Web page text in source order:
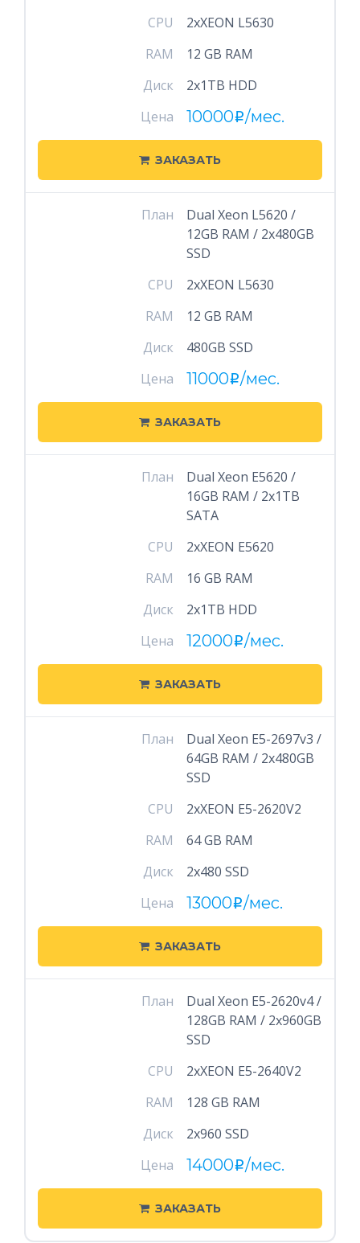
CPU
2xXEON L5630
RAM
12 GB RAM
Диск
2x1TB HDD
Цена
10000i/мес.
ЗАКАЗАТЬ
План
Dual Xeon L5620 /
12GB RAM / 2x480GB
SSD
CPU
2xXEON L5630
RAM
12 GB RAM
Диск
480GB SSD
Цена
11000i/мес.
ЗАКАЗАТЬ
План
Dual Xeon E5620 /
16GB RAM / 2x1TB
SATA
CPU
2xXEON E5620
RAM
16 GB RAM
Диск
2x1TB HDD
Цена
12000i/мес.
ЗАКАЗАТЬ
План
Dual Xeon E5-2697v3 /
64GB RAM / 2x480GB
SSD
CPU
2xXEON E5-2620V2
RAM
64 GB RAM
Диск
2x480 SSD
Цена
13000i/мес.
ЗАКАЗАТЬ
План
Dual Xeon E5-2620v4 /
128GB RAM / 2x960GB
SSD
CPU
2xXEON E5-2640V2
RAM
128 GB RAM
Диск
2x960 SSD
Цена
14000i/мес.
ЗАКАЗАТЬ